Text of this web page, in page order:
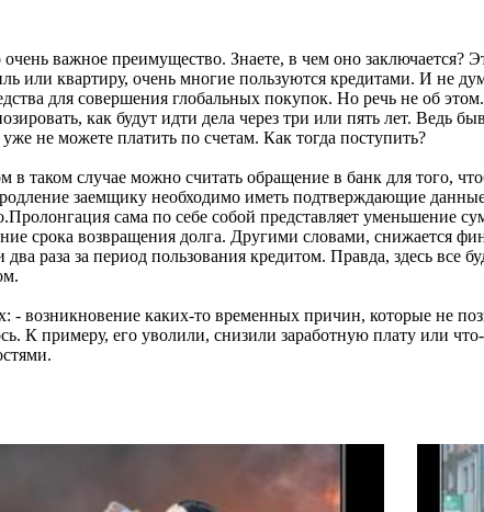
важное преимущество. Знаете, в чем оно
или квартиру, очень многие пользуются кредитами. И не
для совершения глобальных покупок. Но речь не об
как будут идти дела через три или пять лет. Ведь
не можете платить по счетам. Как тогда поступить?
таком случае можно считать обращение в банк для того,
заемщику необходимо иметь подтверждающие
сама по себе собой представляет уменьшение
срока возвращения долга. Другими словами, снижается
раза за период пользования кредитом. Правда, здесь все
- возникновение каких-то временных причин, которые не
К примеру, его уволили, снизили заработную плату или